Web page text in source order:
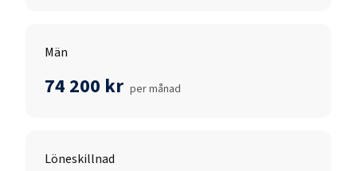
Män
74 200 kr per månad
Löneskillnad